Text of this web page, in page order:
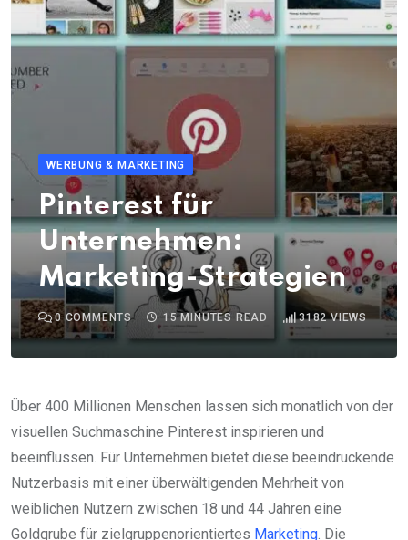
WERBUNG & MARKETING
Pinterest für
Unternehmen:
Marketing-Strategien
0COMMENTS 15 MINUTES READ 3182VIEWS
Über 400 Millionen Menschen lassen sich monatlich von der
visuellen Suchmaschine Pinterest inspirieren und
beeinflussen. Für Unternehmen bietet diese beeindruckende
Nutzerbasis mit einer überwältigenden Mehrheit von
weiblichen Nutzern zwischen 18 und 44 Jahren eine
Goldgrube für zielgruppenorientiertes Marketing. Die